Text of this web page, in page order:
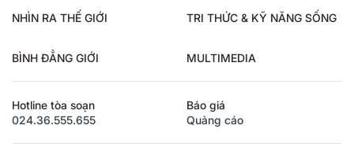
NHÌN RA THẾ GIỚI TRI THỨC & KỸ NĂNG SỐNG
BÌNH ĐẲNG GIỚI MULTIMEDIA
Hotline tòa soạn
024.36.555.655
Báo giá
Quảng cáo